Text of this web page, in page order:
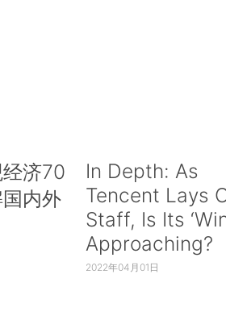
济70
内外
In Depth: As
Tencent Lays
Staff, Is Its
Approaching?
2022年04月01日